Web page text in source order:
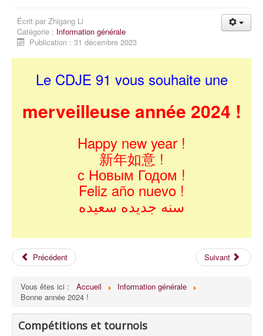
Écrit par Zhigang Li
Catégorie : Information générale
Publication : 31 décembre 2023
Le CDJE 91 vous souhaite une
merveilleuse année 2024 !
Happy new year !
新年如意 !
с Новым Годом !
Feliz año nuevo !
سنه جديده سعيده
Précédent Suivant
Vous êtes ici : Accueil
Information générale
Bonne année 2024 !
Compétitions et tournois